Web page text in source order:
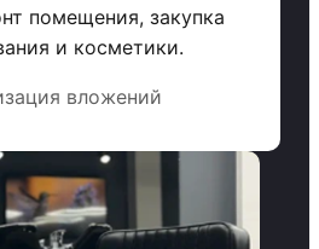
помещения, закупка
и косметики.
вложений